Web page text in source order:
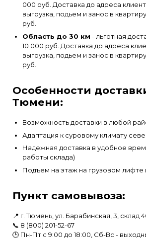
000 руб. Доставка до адреса
выгрузка, подьем и занос в
руб.
Область до 30 км - льготная
10 000 руб. Доставка до адреса
выгрузка, подьем и занос в
руб.
Особенности
Тюмени:
Возможность доставки в любой
Адаптация к суровому климату
Надежная доставка в удобное
работы склада)
Подъем на этаж на грузовом лифте
Пункт самовывоза:
📍 г. Тюмень, ул. Барабинская, 3, склад
📞 8 (800) 201-52-67
🕒 Пн-Пт с 9:00 до 18:00, Сб-Вс -